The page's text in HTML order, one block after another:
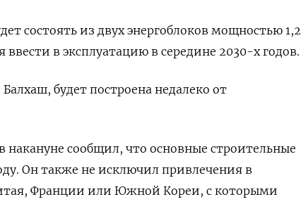
состоять из двух энергоблоков мощностью ​1,2
ввести в эксплуатацию в середине 2030-х годов.
будет построена недалеко от
накануне сообщил, что основные строительные
⁠Он также не исключил привлечения в
Франции ‌или Южной Кореи, с которыми